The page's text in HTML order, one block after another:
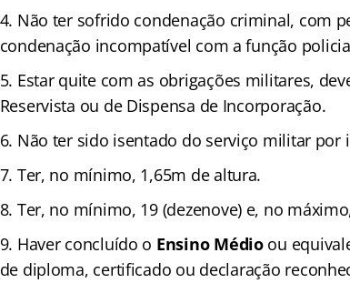
Não ter sofrido condenação criminal, com
condenação incompatível com a função
Estar quite com as obrigações militares,
Reservista ou de Dispensa de Incorporação.
Não ter sido isentado do serviço militar por
Ter, no mínimo, 1,65m de altura.
Ter, no mínimo, 19 (dezenove) e, no
Haver concluído o Ensino Médioou
de diploma, certificado ou declaração